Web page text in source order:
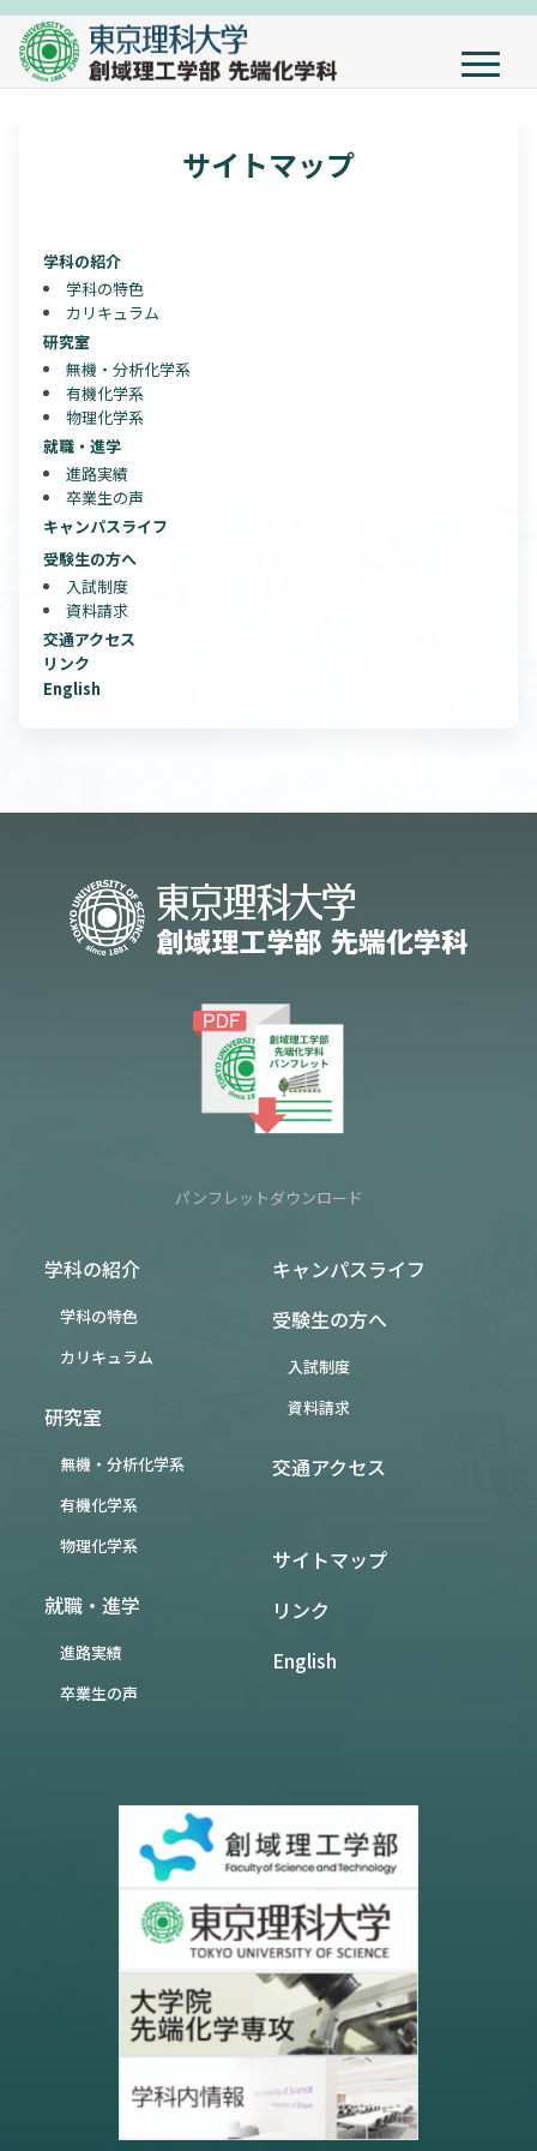
サイトマップ
学科の紹介
学科の特色
カリキュラム
研究室
無機・分析化学系
有機化学系
物理化学系
就職・進学
進路実績
卒業生の声
キャンパスライフ
受験生の方へ
入試制度
資料請求
交通アクセス
リンク
English
パンフレットダウンロード
学科の紹介
学科の特色
カリキュラム
研究室
無機・分析化学系
有機化学系
物理化学系
就職・進学
進路実績
卒業生の声
キャンパスライフ
受験生の方へ
入試制度
資料請求
交通アクセス
サイトマップ
リンク
English